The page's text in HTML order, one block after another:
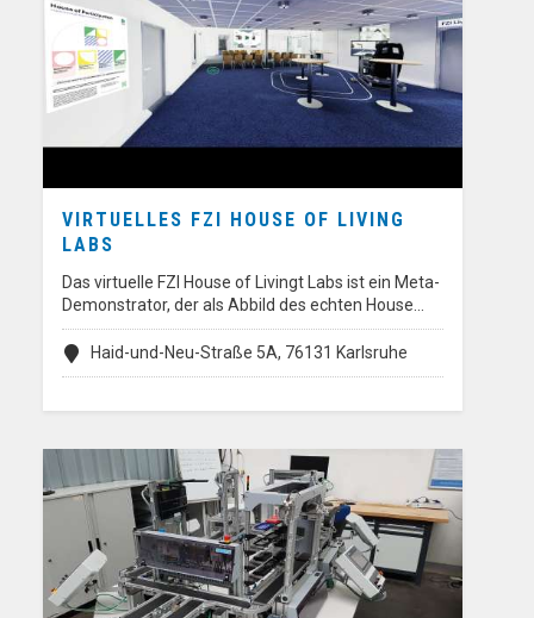
VIRTUELLES FZI HOUSE OF LIVING
LABS
Das virtuelle FZI House of Livingt Labs ist ein Meta-
Demonstrator, der als Abbild des echten House…
Haid-und-Neu-Straße 5A, 76131 Karlsruhe